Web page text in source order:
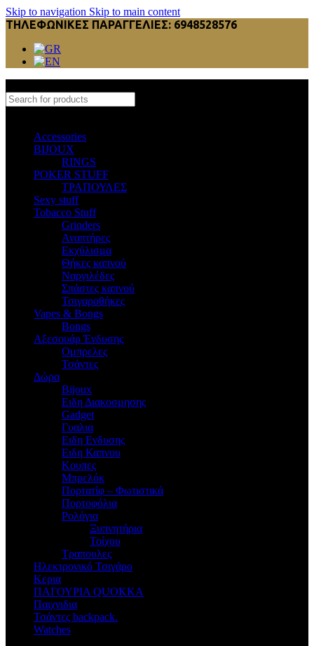
Skip to navigation Skip to main content
ΤΗΛΕΦΩΝΙΚΕΣ ΠΑΡΑΓΓΕΛΙΕΣ: 6948528576
Accessories
BIJOUX
RINGS
POKER STUFF
ΤΡΑΠΟΥΛΕΣ
Sexy stuff
Tobacco Stuff
Grinders
Αναπτήρες
Εκχύλισμα
Θήκες καπνού
Ναργιλέδες
Σπάστες καπνού
Τσιγαροθήκες
Vapes & Bongs
Bongs
Αξεσουάρ Ένδυσης
Oμπρελες
Τσάντες
Δώρα
Bijoux
Eιδη Διακοσμησης
Gadget
Γυαλια
Ειδη Ενδυσης
Ειδη Καπνου
Κουπες
Μπρελόκ
Πορτατίφ – Φωτιστικά
Πορτοφόλια
Ρολόγια
Ξυπνητήρια
Τοίχου
Τραπουλες
Ηλεκτρονικό Τσιγάρο
Κερια
ΠΑΓΟΥΡΙΑ QUOKKA
Παιχνιδια
Τσάντες backpack.
Watches